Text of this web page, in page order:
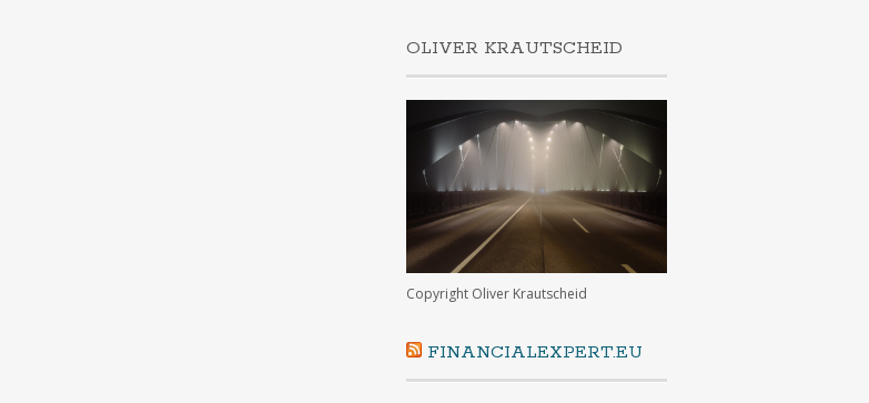
OLIVER KRAUTSCHEID
Copyright Oliver Krautscheid
FINANCIALEXPERT.EU